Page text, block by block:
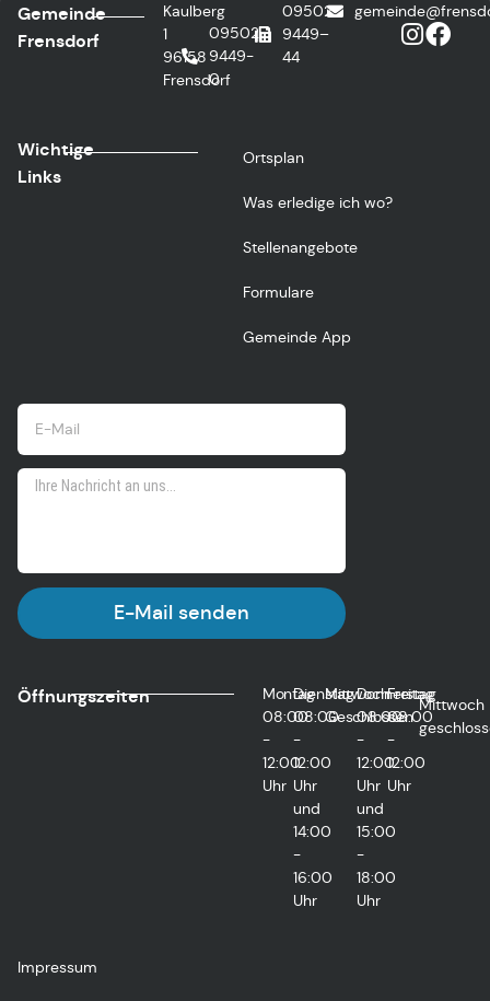
Gemeinde
Frensdorf
Kaulberg
1
96158
Frensdorf
09502
9449-
0
09502
9449–
44
@edniemeg
Wichtige
Links
Ortsplan
Was erledige ich wo?
Stellenangebote
Formulare
Gemeinde App
E-Mail senden
Öffnungszeiten
Montag
08:00
-
12:00
Uhr
Dienstag
08:00
-
12:00
Uhr
und
14:00
-
16:00
Uhr
Mittwoch
Geschlossen
Donnerstag
08:00
-
12:00
Uhr
und
15:00
-
18:00
Uhr
Freitag
08:00
-
12:00
Uhr
Mittwoch
Impressum